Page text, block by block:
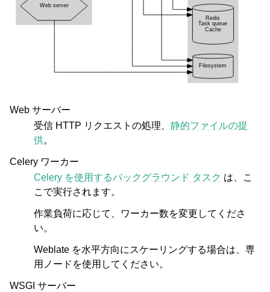
Web サーバー
受信 HTTP リクエストの処理、 静的ファイルの提
供。
Celery ワーカー
Celery を使用するバックグラウンド タスク は、こ
こで実行されます。
作業負荷に応じて、ワーカー数を変更してくださ
い。
Weblate を水平方向にスケーリングする場合は、専
用ノードを使用してください。
WSGI サーバー